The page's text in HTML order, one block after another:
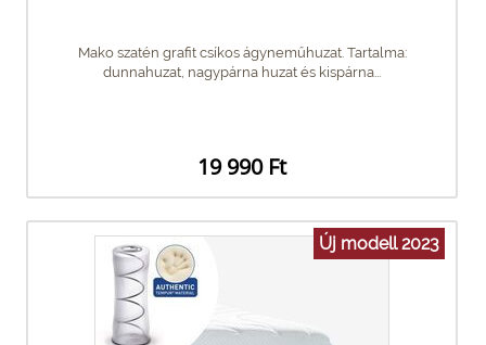
Mako szatén grafit csíkos ágyneműhuzat. Tartalma:
dunnahuzat, nagypárna huzat és kispárna...
19 990 Ft
Új modell 2023